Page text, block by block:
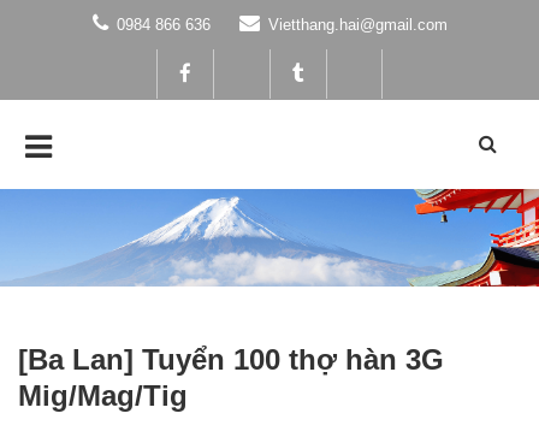
0984 866 636 Vietthang.hai@gmail.com
[Ba Lan] Tuyển 100 thợ hàn 3G
Mig/Mag/Tig